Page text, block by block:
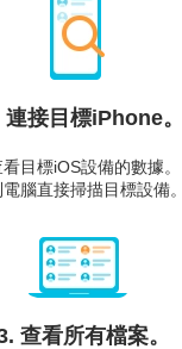
連接目標iPhone。
目標iOS設備的數據。
腦直接掃描目標設備。
查看所有檔案。